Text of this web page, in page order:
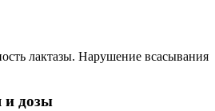
лактазы. Нарушение всасывания
и дозы